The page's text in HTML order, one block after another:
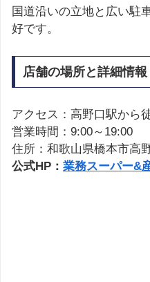
国道沿いの立地と広い駐
好です。
店舗の場所と詳細情報
アクセス：高野口駅から
営業時間：9:00～19:00
住所：和歌山県橋本市高
公式HP： 業務スーパー&